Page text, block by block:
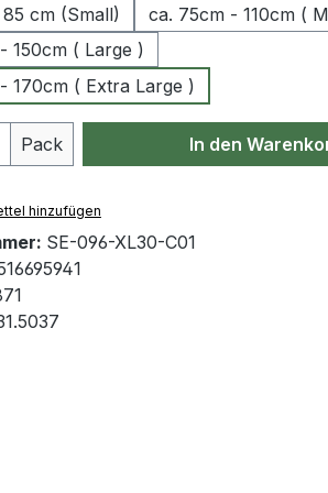
cm (Small)
ca. 75cm - 110cm (
150cm ( Large )
170cm ( Extra Large )
Anzahl: Gib den
Pack In den
hinzufügen
SE-096-XL30-C01